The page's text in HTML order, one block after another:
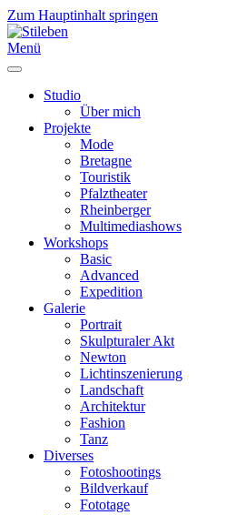
Zum Hauptinhalt springen
Menü
Studio
Über mich
Projekte
Mode
Bretagne
Touristik
Pfalztheater
Rheinberger
Multimediashows
Workshops
Basic
Advanced
Expedition
Galerie
Portrait
Skulpturaler Akt
Newton
Lichtinszenierung
Landschaft
Architektur
Fashion
Tanz
Diverses
Fotoshootings
Bildverkauf
Fototage